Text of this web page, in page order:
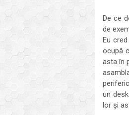
De ce
de
Eu
ocupă
asta în
un
lor și